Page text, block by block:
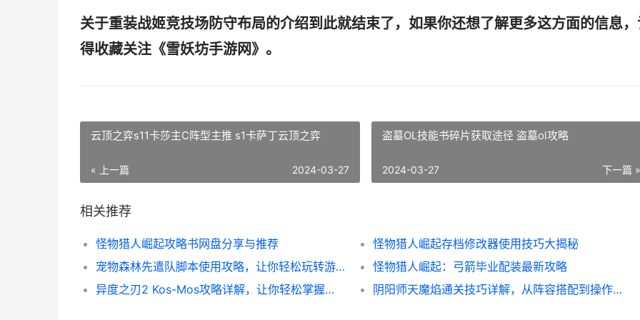
关于重装战姬竞技场防守布局的介绍到此就结束了，如果你还想了解更多这方面的信息
得收藏关注《雪妖坊手游网》。
云顶之弈s11卡莎主C阵型主推 s1卡萨丁云顶之弈
« 上一篇 2024-03-27
盗墓OL技能书碎片获取途径 盗墓ol攻略
下一篇 »
2024-03-27
相关推荐
怪物猎人崛起攻略书网盘分享与推荐
怪物猎人崛起存档修改器使用技巧大揭秘
宠物森林先遣队脚本使用攻略，让你轻松玩转游戏！
怪物猎人崛起：弓箭毕业配装最新攻略
异度之刃2 Kos-Mos攻略详解，让你轻松掌握战斗技巧
阴阳师天魔焰通关技巧详解，从阵容搭配到操作心得全都有！